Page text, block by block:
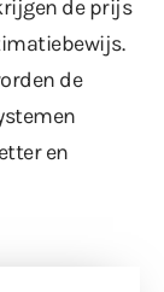
de prijs
de
en